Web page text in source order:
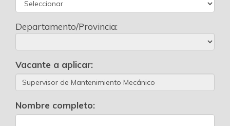
Departamento/Provincia:
Vacante a aplicar:
Nombre completo: